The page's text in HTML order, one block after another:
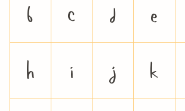
b
c d e
h
i j k